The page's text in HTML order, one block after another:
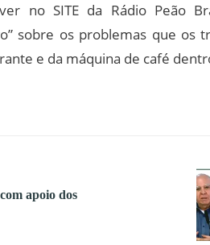
no SITE da Rádio Peão
sobre os problemas que os
e da máquina de café
apoio dos